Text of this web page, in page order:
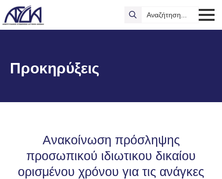
Search
Προκηρύξεις
Ανακοίνωση πρόσληψης
προσωπικού ιδιωτικου δικαίου
ορισμένου χρόνου για τις ανάγκες